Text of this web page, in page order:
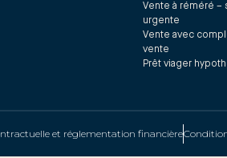
Vente à réméré –
urgente
Vente avec
vente
Prêt viager
et réglementation financière